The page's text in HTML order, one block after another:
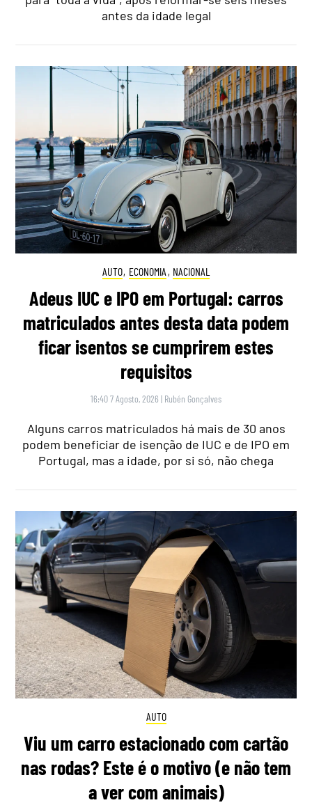
antes da idade legal
AUTO, ECONOMIA , NACIONAL
Adeus IUC e IPO em Portugal: carros
matriculados antes desta data podem
ficar isentos se cumprirem estes
requisitos
16:40 7 Agosto, 2026 | Rubén Gonçalves
Alguns carros matriculados há mais de 30 anos
podem beneficiar de isenção de IUC e de IPO em
Portugal, mas a idade, por si só, não chega
AUTO
Viu um carro estacionado com cartão
nas rodas? Este é o motivo (e não tem
a ver com animais)